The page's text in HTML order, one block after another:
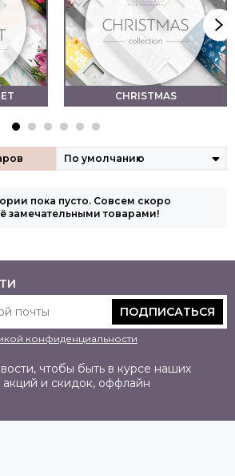
CHRISTMAS
пока пусто. Совсем скоро
замечательными товарами!
ПОДПИСАТЬСЯ
конфиденциальности
чтобы быть в курсе наших
акций и скидок, оффлайн